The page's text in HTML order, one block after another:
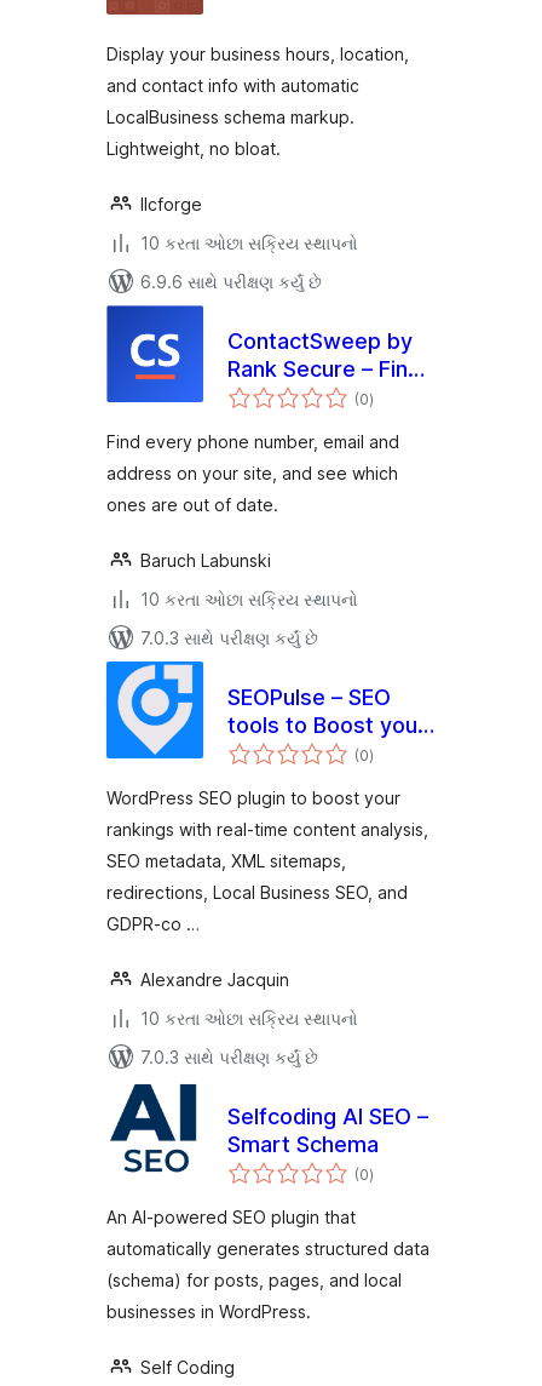
Display your business hours, location,
and contact info with automatic
LocalBusiness schema markup.
Lightweight, no bloat.
llcforge
10 કરતા ઓછા સક્રિય સ્થાપનો
6.9.6 સાથે પરીક્ષણ કર્યું છે
ContactSweep by
Rank Secure – Find
Outdated Phone
Addresses
(0કુલ
રેટિંગ્સ
)
Find every phone number, email and
address on your site, and see which
ones are out of date.
Baruch Labunski
10 કરતા ઓછા સક્રિય સ્થાપનો
7.0.3 સાથે પરીક્ષણ કર્યું છે
SEOPulse – SEO
tools to Boost your
Rankings & Traffic
(0કુલ
રેટિંગ્સ
)
WordPress SEO plugin to boost your
rankings with real-time content analysis,
SEO metadata, XML sitemaps,
redirections, Local Business SEO, and
GDPR-co …
Alexandre Jacquin
10 કરતા ઓછા સક્રિય સ્થાપનો
7.0.3 સાથે પરીક્ષણ કર્યું છે
Selfcoding AI SEO –
Smart Schema
(0કુલ
રેટિંગ્સ
)
An AI-powered SEO plugin that
automatically generates structured data
(schema) for posts, pages, and local
businesses in WordPress.
Self Coding